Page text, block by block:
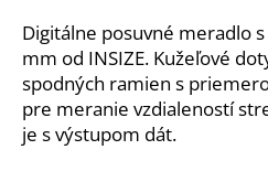
Digitálne posuvné meradlo
mm od INSIZE. Kužeľové
spodných ramien s
pre meranie vzdialeností
je s výstupom dát.
O
d
p
o